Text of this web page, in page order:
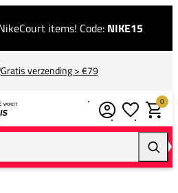
items! Code: NIKE15
Gratis verzending > €79
0